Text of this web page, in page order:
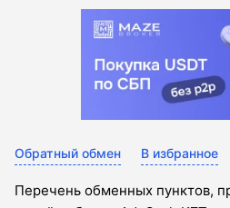
Обратный обмен В избранное
Перечень обменных пунктов,